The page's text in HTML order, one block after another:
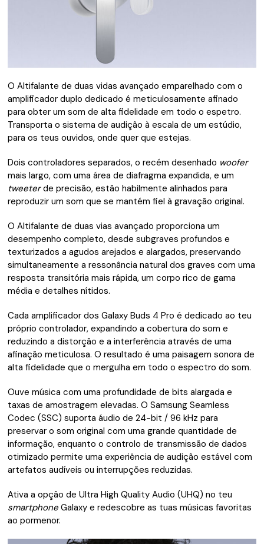
O Altifalante de duas vidas avançado emparelhado com o
amplificador duplo dedicado é meticulosamente afinado
para obter um som de alta fidelidade em todo o espetro.
Transporta o sistema de audição à escala de um estúdio,
para os teus ouvidos, onde quer que estejas.
Dois controladores separados, o recém desenhado woofer
mais largo, com uma área de diafragma expandida, e um
tweeterde precisão, estão habilmente alinhados para
reproduzir um som que se mantém fiel à gravação original.
O Altifalante de duas vias avançado proporciona um
desempenho completo, desde subgraves profundos e
texturizados a agudos arejados e alargados, preservando
simultaneamente a ressonância natural dos graves com uma
resposta transitória mais rápida, um corpo rico de gama
média e detalhes nítidos.
Cada amplificador dos Galaxy Buds 4 Pro é dedicado ao teu
próprio controlador, expandindo a cobertura do som e
reduzindo a distorção e a interferência através de uma
afinação meticulosa. O resultado é uma paisagem sonora de
alta fidelidade que o mergulha em todo o espectro do som.
Ouve música com uma profundidade de bits alargada e
taxas de amostragem elevadas. O Samsung Seamless
Codec (SSC) suporta áudio de 24-bit / 96 kHz para
preservar o som original com uma grande quantidade de
informação, enquanto o controlo de transmissão de dados
otimizado permite uma experiência de audição estável com
artefatos audíveis ou interrupções reduzidas.
Ativa a opção de Ultra High Quality Audio (UHQ) no teu
smartphone Galaxy e redescobre as tuas músicas favoritas
ao pormenor.